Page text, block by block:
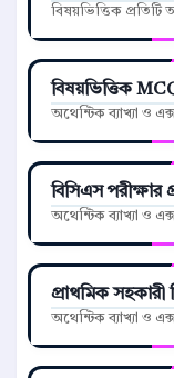
বিষয়ভিত্তিক
বিষয়ভিত্তিক
অথেন্টিক ব্যাখ্যা ও
বিসিএস পরীক্ষার
অথেন্টিক ব্যাখ্যা ও
প্রাথমিক সহকারী
অথেন্টিক ব্যাখ্যা ও